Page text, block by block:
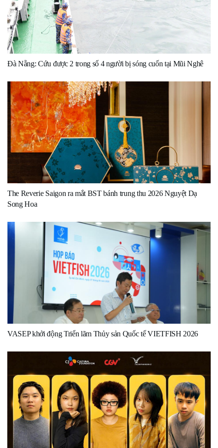
Đà Nẵng: Cứu được 2 trong số 4 người bị sóng cuốn tại Mũi Nghê
The Reverie Saigon ra mắt BST bánh trung thu 2026 Nguyệt Dạ
Song Hoa
VASEP khởi động Triển lãm Thủy sản Quốc tế VIETFISH 2026